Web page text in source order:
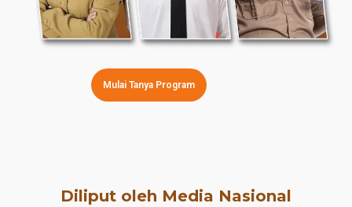
Mulai Tanya Program
Diliput oleh Media Nasional